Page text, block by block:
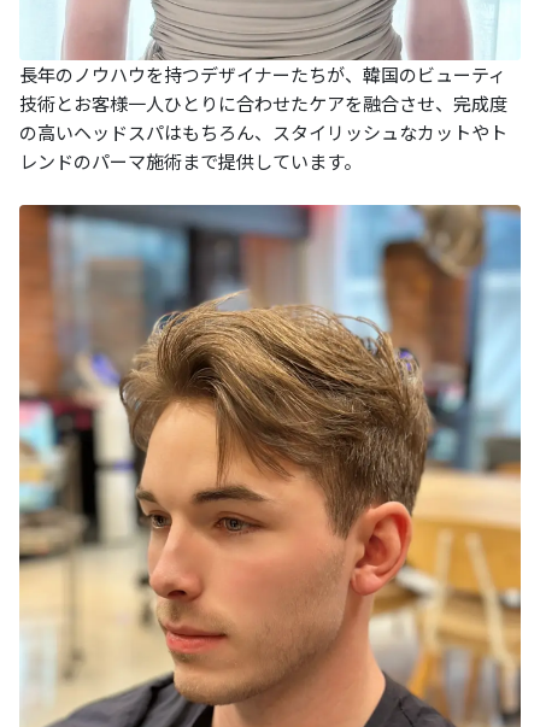
長年のノウハウを持つデザイナーたちが、韓国のビューティ
技術とお客様一人ひとりに合わせたケアを融合させ、完成度
の高いヘッドスパはもちろん、スタイリッシュなカットやト
レンドのパーマ施術まで提供しています。